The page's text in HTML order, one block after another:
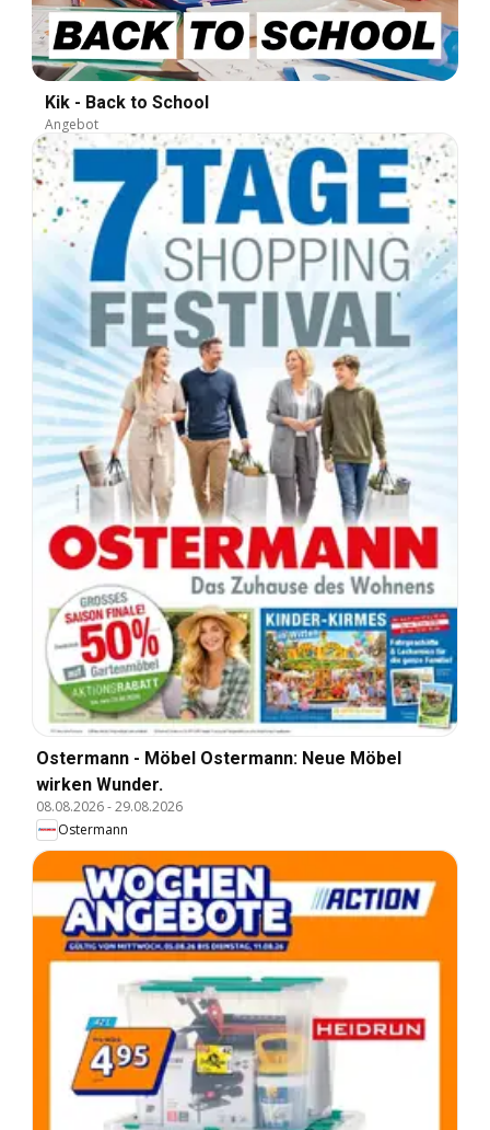
Kik - Back to School
Angebot
Ostermann - Möbel Ostermann: Neue Möbel
wirken Wunder.
08.08.2026-29.08.2026
Ostermann